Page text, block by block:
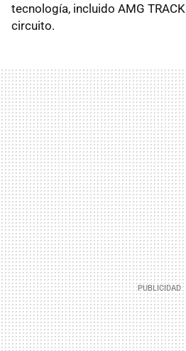
tecnología, incluido AMG
circuito.